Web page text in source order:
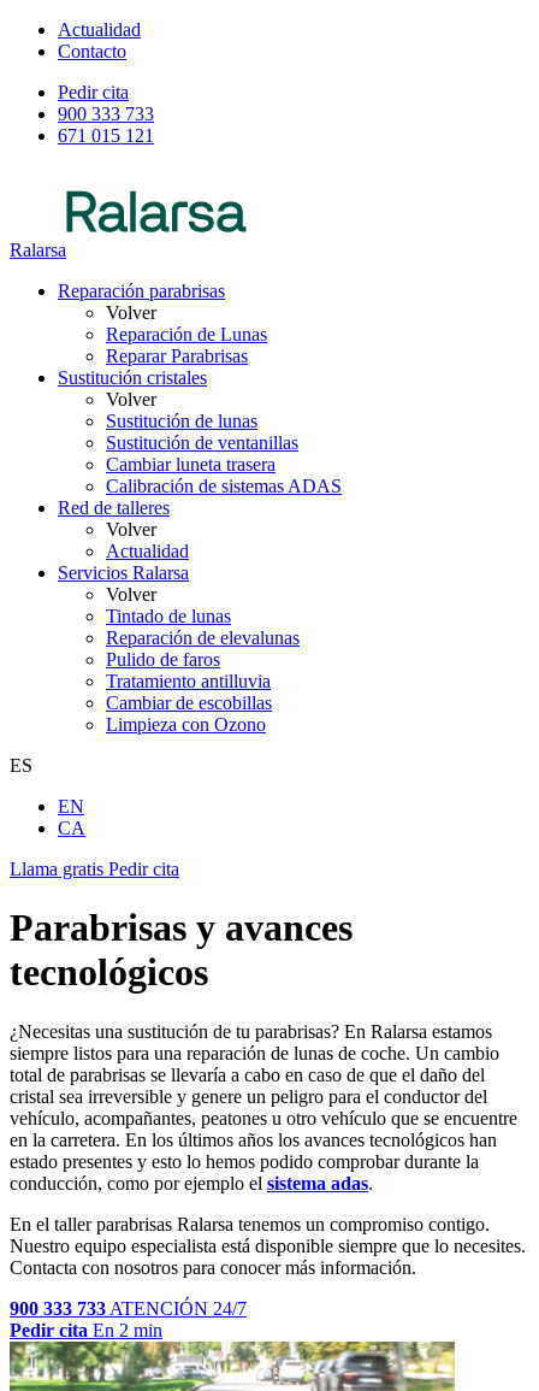
Actualidad
Contacto
Pedir cita
900 333 733
671 015 121
Ralarsa
Reparación parabrisas
Volver
Reparación de Lunas
Reparar Parabrisas
Sustitución cristales
Volver
Sustitución de lunas
Sustitución de ventanillas
Cambiar luneta trasera
Calibración de sistemas ADAS
Red de talleres
Volver
Actualidad
Servicios Ralarsa
Volver
Tintado de lunas
Reparación de elevalunas
Pulido de faros
Tratamiento antilluvia
Cambiar de escobillas
Limpieza con Ozono
ES
EN
CA
Llama gratis Pedir cita
Parabrisas y avances
tecnológicos
¿Necesitas una sustitución de tu parabrisas? En Ralarsa estamos
siempre listos para una reparación de lunas de coche. Un cambio
total de parabrisas se llevaría a cabo en caso de que el daño del
cristal sea irreversible y genere un peligro para el conductor del
vehículo, acompañantes, peatones u otro vehículo que se encuentre
en la carretera. En los últimos años los avances tecnológicos han
estado presentes y esto lo hemos podido comprobar durante la
conducción, como por ejemplo el sistema adas.
En el taller parabrisas Ralarsa tenemos un compromiso contigo.
Nuestro equipo especialista está disponible siempre que lo necesites.
Contacta con nosotros para conocer más información.
900 333 733 ATENCIÓN 24/7
Pedir cita En 2 min